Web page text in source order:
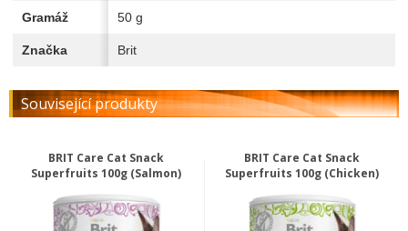
Gramáž 50 g
Značka Brit
Související produkty
BRIT Care Cat Snack
Superfruits 100g (Salmon)
BRIT Care Cat Snack
Superfruits 100g (Chicken)